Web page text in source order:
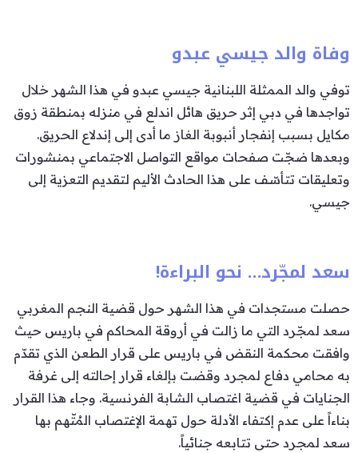
وفاة والد جيسي عبدو
توفي والد الممثلة اللبنانية جيسي عبدو في هذا الشهر خلال
تواجدها في دبي إثر حريق هائل اندلع في منزله بمنطقة زوق
مكايل بسبب إنفجار أنبوبة الغاز ما أدى إلى إندلاع الحريق.
وبعدها ضجّت صفحات مواقع التواصل الاجتماعي بمنشورات
وتعليقات تتأسّف على هذا الحادث الأليم لتقديم التعزية إلى
جيسي.
سعد لمجّرد… نحو البراءة!
حصلت مستجدات في هذا الشهر حول قضية النجم المغربي
سعد لمجّرد التي ما زالت في أروقة المحاكم في باريس حيث
وافقت محكمة النقض في باريس على قرار الطعن الذي تقدّم
به محامي دفاع لمجرد وقضت بإلغاء قرار إحالته إلى غرفة
الجنايات في قضية اغتصاب الشابة الفرنسية. وجاء هذا القرار
بناءاً على عدم إكتفاء الأدلة حول تهمة الإغتصاب المُتّهم بها
سعد لمجرد حتى تتابعه جنائياً.